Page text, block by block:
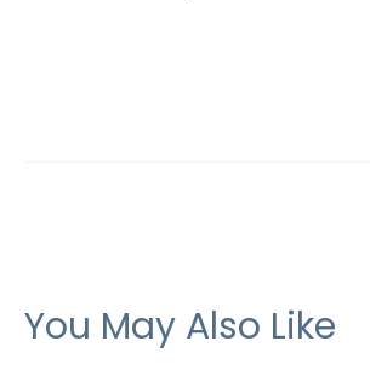
You May Also Like